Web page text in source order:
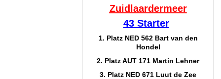
Zuidlaardermeer
43 Starter
1. Platz NED 562 Bart van den
Hondel
2. Platz AUT 171 Martin Lehner
3. Platz NED 671 Luut de Zee